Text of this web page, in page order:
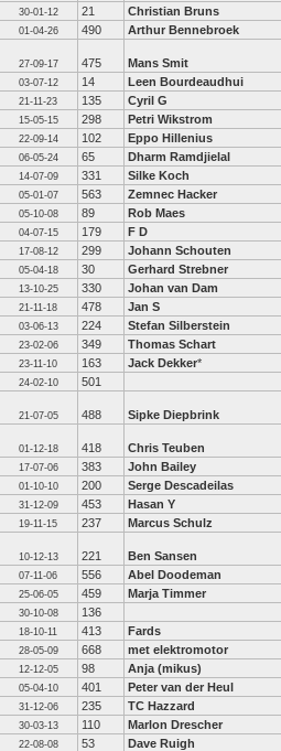
30-01-12 21 Christian Bruns
01-04-26 490 Arthur Bennebroek
27-09-17 475 Mans Smit
03-07-12 14 Leen Bourdeaudhui
21-11-23 135 Cyril G
15-05-15 298 Petri Wikstrom
22-09-14 102 Eppo Hillenius
06-05-24 65 Dharm Ramdjielal
14-07-09 331 Silke Koch
05-01-07 563 Zemnec Hacker
05-10-08 89 Rob Maes
04-07-15 179 F D
17-08-12 299 Johann Schouten
05-04-18 30 Gerhard Strebner
13-10-25 330 Johan van Dam
21-11-18 478 Jan S
03-06-13 224 Stefan Silberstein
23-02-06 349 Thomas Schart
23-11-10 163 Jack Dekker*
24-02-10 501
21-07-05 488 Sipke Diepbrink
01-12-18 418 Chris Teuben
17-07-06 383 John Bailey
01-10-10 200 Serge Descadeilas
31-12-09 453 Hasan Y
19-11-15 237 Marcus Schulz
10-12-13 221 Ben Sansen
07-11-06 556 Abel Doodeman
25-06-05 459 Marja Timmer
30-10-08 136
18-10-11 413 Fards
28-05-09 668 met elektromotor
12-12-05 98 Anja (mikus)
05-04-10 401 Peter van der Heul
31-12-06 235 TC Hazzard
30-03-13 110 Marlon Drescher
22-08-08 53 Dave Ruigh